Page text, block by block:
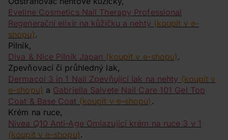
Eveline Cosmetics Nail Therapy Professional
Regenerační elixír na kůžičku a nehty (koupit v e-
shopu).
Pilník,
Diva & Nice Pilník Japan (koupit v e-shopu).
Zpevňovací či průhledný lak,
Dermacol 3 in 1 Nail Zpevňující lak na nehty (koupit v
e-shopu) a Gabriella Salvete Nail Care 101 Gel Top
Coat & Base Coat (koupit v e-shopu) .
Krém na ruce,
Nivea Q10 Anti-Age Omlazující krém na ruce 3 v 1
(koupit v e-shopu).